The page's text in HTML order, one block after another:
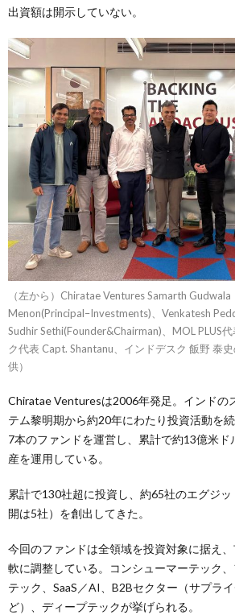
出資額は開示していない。
（左から）Chiratae Ventures Samarth
Menon(Principal–Investments)、Venkatesh
Sudhir Sethi(Founder&Chairman)、MOL PLUS
ク代表 Capt. Shantanu、インドデスク 飯野 泰
供）
Chiratae Venturesは2006年発足。インドの
テム黎明期から約20年にわたり投資活動を
7本のファンドを運営し、累計で約13億米
産を運用している。
累計で130社超に投資し、約65社のエグジ
開は5社）を創出してきた。
今回のファンドは全領域を投資対象に据え
軟に調整している。コンシューマーテック
テック、SaaS／AI、B2Bセクター（サプラ
ど）、ディープテックが挙げられる。